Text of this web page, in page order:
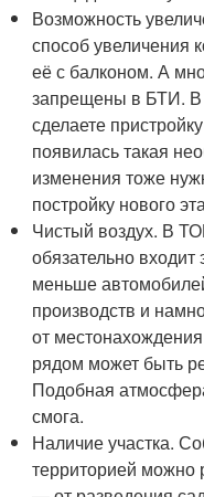
Возможность
способ увеличения
её с балконом. А
запрещены в БТИ. В
сделаете
появилась такая
изменения тоже
постройку нового
Чистый воздух. В
обязательно
меньше
производств и
от
рядом может быть
Подобная
смога.
Наличие участка.
территорией можно